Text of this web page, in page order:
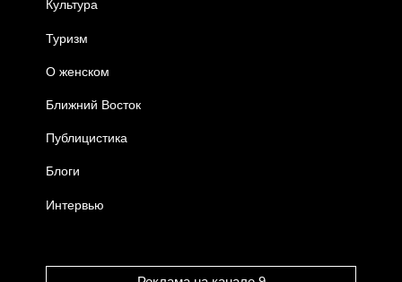
Культура
Туризм
О женском
Ближний Восток
Публицистика
Блоги
Интервью